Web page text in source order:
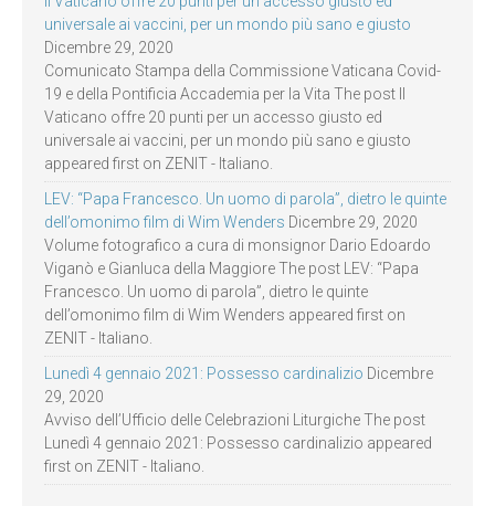
universale ai vaccini, per un mondo più sano e giusto
Dicembre 29, 2020
Comunicato Stampa della Commissione Vaticana Covid-
19 e della Pontificia Accademia per la Vita The post Il
Vaticano offre 20 punti per un accesso giusto ed
universale ai vaccini, per un mondo più sano e giusto
appeared first on ZENIT - Italiano.
LEV: “Papa Francesco. Un uomo di parola”, dietro le quinte
dell’omonimo film di Wim Wenders Dicembre 29, 2020
Volume fotografico a cura di monsignor Dario Edoardo
Viganò e Gianluca della Maggiore The post LEV: “Papa
Francesco. Un uomo di parola”, dietro le quinte
dell’omonimo film di Wim Wenders appeared first on
ZENIT - Italiano.
Lunedì 4 gennaio 2021: Possesso cardinalizio Dicembre
29, 2020
Avviso dell’Ufficio delle Celebrazioni Liturgiche The post
Lunedì 4 gennaio 2021: Possesso cardinalizio appeared
first on ZENIT - Italiano.